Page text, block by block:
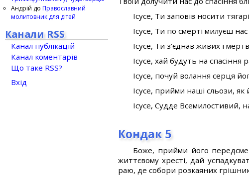
Ісусе, Ти заповів носити
Ісусе, Ти по смерті милуєш
Ісусе, Ти з’єднав живих і
Ісусе, хай будуть на спасіння
Ісусе, почуй волання серця
Ісусе, прийми наші сльози, як
Ісусе, Судде Всемилостивий,
Кондак 5
Боже, прийми його
життєвому хресті, дай
раю, де собори розкаяних
Андрій до Православний
молитовник для дітей
Канали RSS
Канал публікацій
Канал коментарів
Що таке RSS?
Вхід